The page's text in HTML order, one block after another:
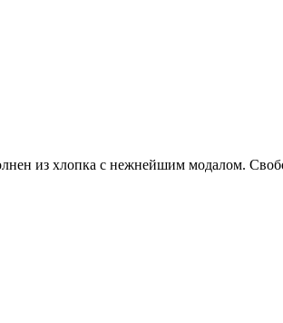
из хлопка с нежнейшим модалом.